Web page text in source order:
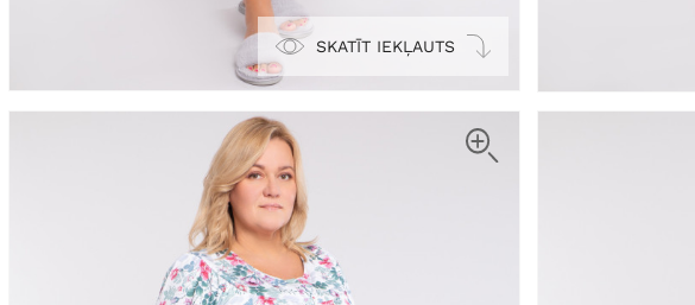
SKATĪT IEKĻAUTS